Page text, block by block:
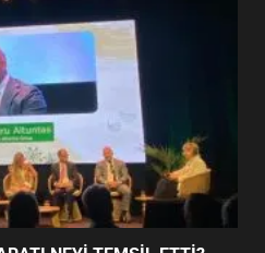
TÜRK BAHARATI
ETTİ?
ATAMA:
NE
GEÇİYOR: